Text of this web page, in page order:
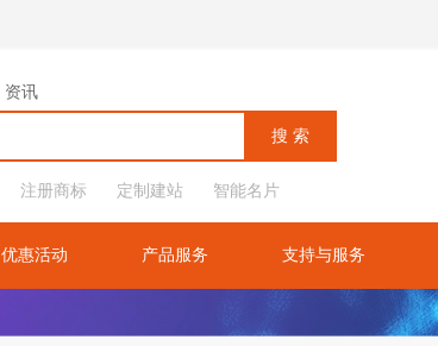
资讯
注册商标 定制建站 智能名片
优惠活动 产品服务 支持与服务